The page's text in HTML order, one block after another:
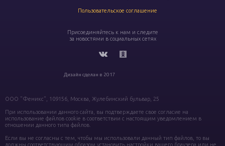
Пользовательское соглашение
Присоединяйтесь к нам и следите
за новостями в социальных сетях
Дизайн сделан в 2017
ООО "Феникс", 109156, Москва, Жулебинский бульвар, 25
При использовании данного сайта, вы подтверждаете свое согласие на
использование файлов cookie в соответствии с настоящим уведомлением в
отношении данного типа файлов.
Если вы не согласны с тем, чтобы мы использовали данный тип файлов, то вы
должны соответствующим образом установить настройки вашего браузера или не